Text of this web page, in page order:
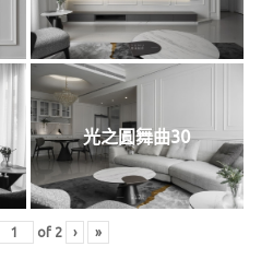
光之圓舞曲30
of 2 › »